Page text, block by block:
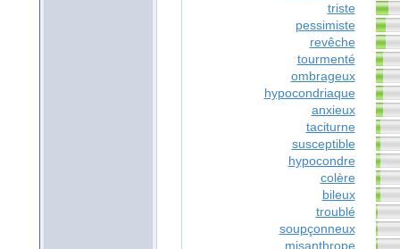
triste
pessimiste
revêche
tourmenté
ombrageux
hypocondriaque
anxieux
taciturne
susceptible
hypocondre
colère
bileux
troublé
soupçonneux
misanthrope